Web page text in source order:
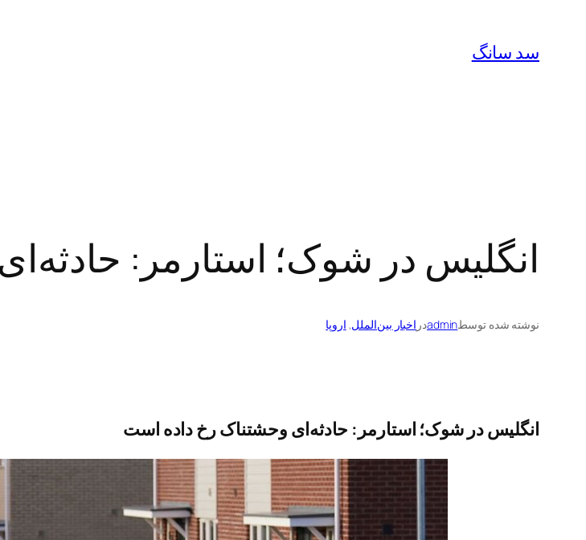
سد سانگ
انگلیس در شوک؛ استارمر:
نوشته شده توسطadminدر اخبار بین‌الملل, اروپا
انگلیس در شوک؛ استارمر: حادثه‌ای وحشتناک رخ داده است